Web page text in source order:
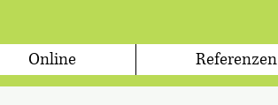
Online Referenzen